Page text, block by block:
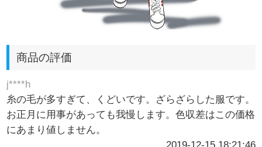
商品の評価
j****h
糸の毛が多すぎて、くどいです。ざらざらした服です。
お正月に用事があっても我慢します。色収差はこの価格
にあまり値しません。
2019-12-15 18:21:46